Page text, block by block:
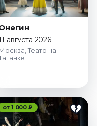
Онегин
августа 2026
Москва, Театр на
от 1 000 ₽